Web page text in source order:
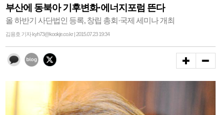
부산에 동북아 기후변화·에너지포럼 뜬다
올 하반기 사단법인 등록, 창립 총회·국제 세미나 개최
김용호 기자 kyh73@kookje.co.kr | 2015.07.23 19:34